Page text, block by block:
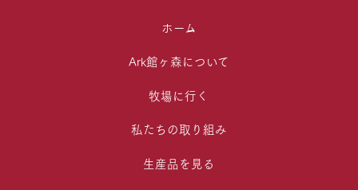
ホーム
Ark館ヶ森について
牧場に行く
私たちの取り組み
生産品を見る